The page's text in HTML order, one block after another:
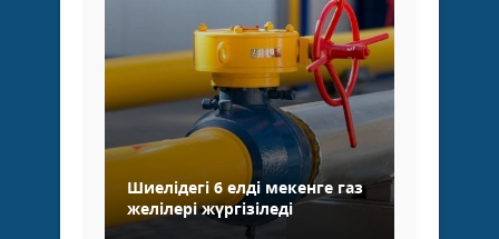
Шиелідегі 6 елді мекенге газ
желілері жүргізіледі